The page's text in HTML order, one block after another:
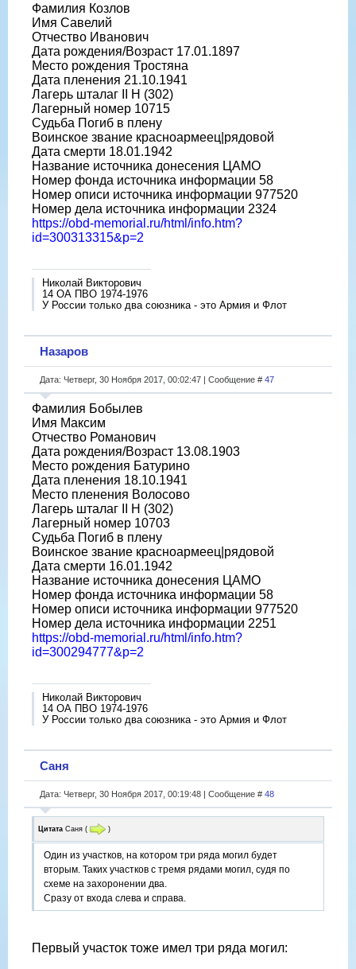
Фамилия Козлов
Имя Савелий
Отчество Иванович
Дата рождения/Возраст 17.01.1897
Место рождения Тростяна
Дата пленения 21.10.1941
Лагерь шталаг II H (302)
Лагерный номер 10715
Судьба Погиб в плену
Воинское звание красноармеец|рядовой
Дата смерти 18.01.1942
Название источника донесения ЦАМО
Номер фонда источника информации 58
Номер описи источника информации 977520
Номер дела источника информации 2324
https://obd-memorial.ru/html/info.htm?
id=300313315&p=2
Николай Викторович
14 ОА ПВО 1974-1976
У России только два союзника - это Армия и Флот
Назаров
Дата: Четверг, 30 Ноября 2017, 00:02:47 | Сообщение # 47
Фамилия Бобылев
Имя Максим
Отчество Романович
Дата рождения/Возраст 13.08.1903
Место рождения Батурино
Дата пленения 18.10.1941
Место пленения Волосово
Лагерь шталаг II H (302)
Лагерный номер 10703
Судьба Погиб в плену
Воинское звание красноармеец|рядовой
Дата смерти 16.01.1942
Название источника донесения ЦАМО
Номер фонда источника информации 58
Номер описи источника информации 977520
Номер дела источника информации 2251
https://obd-memorial.ru/html/info.htm?
id=300294777&p=2
Николай Викторович
14 ОА ПВО 1974-1976
У России только два союзника - это Армия и Флот
Саня
Дата: Четверг, 30 Ноября 2017, 00:19:48 | Сообщение # 48
Цитата Саня ( )
Один из участков, на котором три ряда могил будет
вторым. Таких участков с тремя рядами могил, судя по
схеме на захоронении два.
Сразу от входа слева и справа.
Первый участок тоже имел три ряда могил: